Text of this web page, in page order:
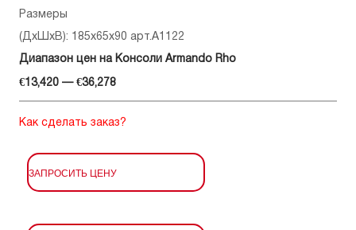
Размеры
(ДхШхВ): 185x65x90 арт.A1122
Диапазон цен на Консоли Armando Rho
€13,420 — €36,278
Как сделать заказ?
ЗАПРОСИТЬ ЦЕНУ